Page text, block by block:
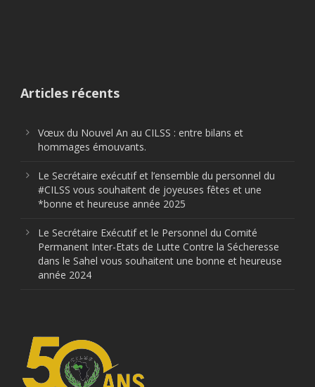
Articles récents
Vœux du Nouvel An au CILSS : entre bilans et
hommages émouvants.
Le Secrétaire exécutif et l’ensemble du personnel du
#CILSS vous souhaitent de joyeuses fêtes et une
*bonne et heureuse année 2025
Le Secrétaire Exécutif et le Personnel du Comité
Permanent Inter-Etats de Lutte Contre la Sécheresse
dans le Sahel vous souhaitent une bonne et heureuse
année 2024